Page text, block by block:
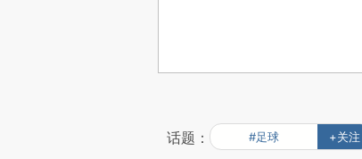
话题： #足球 +关注